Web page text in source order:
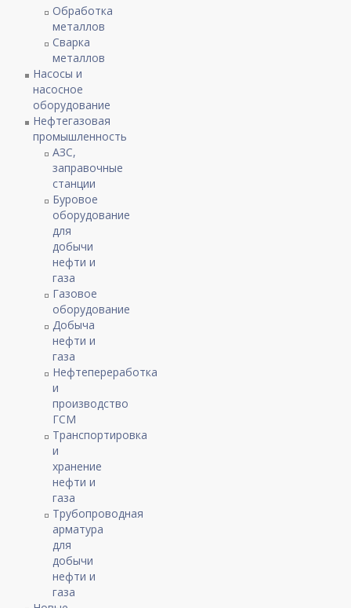
Обработка
металлов
Сварка
металлов
Насосы и
насосное
оборудование
Нефтегазовая
промышленность
АЗС,
заправочные
станции
Буровое
оборудование
для
добычи
нефти и
газа
Газовое
оборудование
Добыча
нефти и
газа
Нефтепереработка
и
производство
ГСМ
Транспортировка
и
хранение
нефти и
газа
Трубопроводная
арматура
для
добычи
нефти и
газа